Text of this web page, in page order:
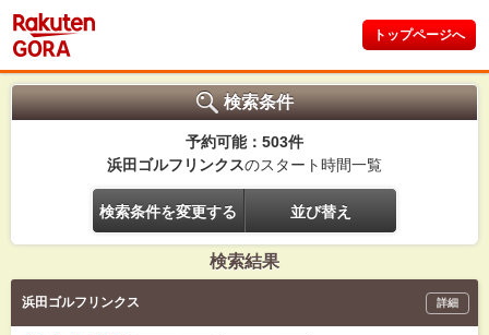
トップページへ
検索条件
予約可能：503件
浜田ゴルフリンクスのスタート時間一覧
検索条件を変更する 並び替え
検索結果
浜田ゴルフリンクス 詳細